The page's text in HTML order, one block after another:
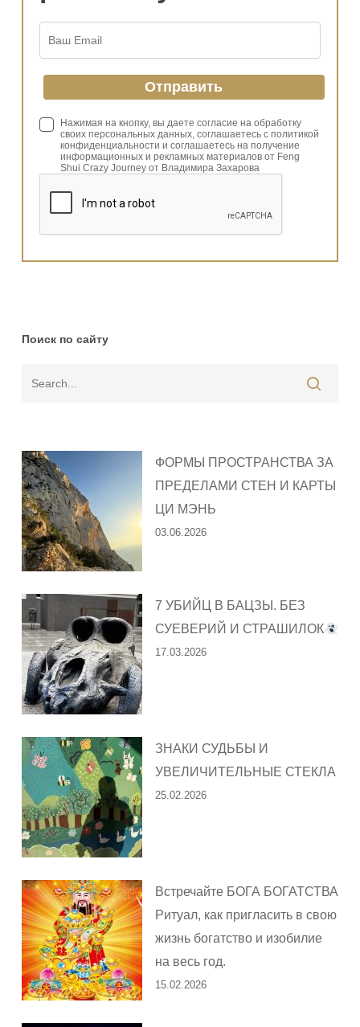
Нажимая на кнопку, вы даете согласие на обработку
своих персональных данных, соглашаетесь с политикой
конфиденциальности и соглашаетесь на получение
информационных и рекламных материалов от Feng
Shui Crazy Journey от Владимира Захарова
Поиск по сайту
ФОРМЫ ПРОСТРАНСТВА ЗА
ПРЕДЕЛАМИ СТЕН И КАРТЫ
ЦИ МЭНЬ
03.06.2026
7 УБИЙЦ В БАЦЗЫ. БЕЗ
СУЕВЕРИЙ И СТРАШИЛОК
17.03.2026
ЗНАКИ СУДЬБЫ И
УВЕЛИЧИТЕЛЬНЫЕ СТЕКЛА
25.02.2026
Встречайте БОГА БОГАТСТВА
Ритуал, как пригласить в свою
жизнь богатство и изобилие
на весь год.
15.02.2026